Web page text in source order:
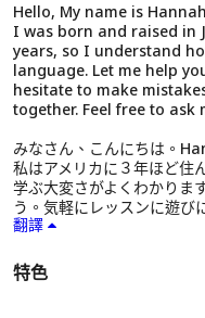
Hello, My name is
I was born and raised in
years, so I understand
language. Let me help
hesitate to make
together. Feel free to ask
みなさん、こんにちは。
私はアメリカに３年ほど住
学ぶ大変さがよくわかりま
う。気軽にレッスンに遊び
翻譯
特色